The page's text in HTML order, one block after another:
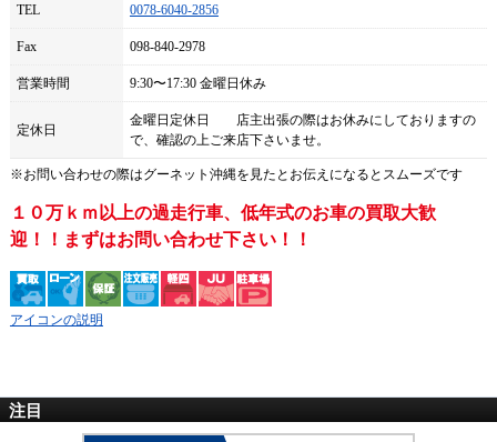
TEL 0078-6040-2856
Fax 098-840-2978
営業時間 9:30〜17:30 金曜日休み
定休日
金曜日定休日 店主出張の際はお休みにしておりますの
で、確認の上ご来店下さいませ。
※お問い合わせの際はグーネット沖縄を見たとお伝えになるとスムーズです
１０万ｋｍ以上の過走行車、低年式のお車の買取大歓
迎！！まずはお問い合わせ下さい！！
アイコンの説明
注目